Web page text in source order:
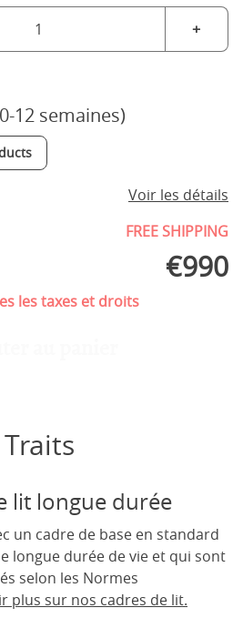
+
12 semaines)
Voir les détails
FREE SHIPPING
€990
les taxes et droits
Traits
lit longue durée
un cadre de base en standard
longue durée de vie et qui sont
selon les Normes
plus sur nos cadres de lit.